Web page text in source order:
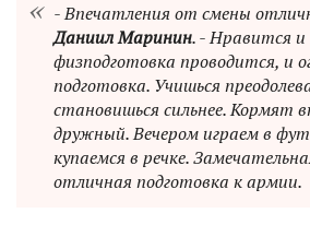
- Впечатления от смены
Даниил Маринин. - Нравится
физподготовка проводится, и
подготовка. Учишься
становишься сильнее. Кормят
дружный. Вечером играем в
купаемся в речке.
отличная подготовка к армии.